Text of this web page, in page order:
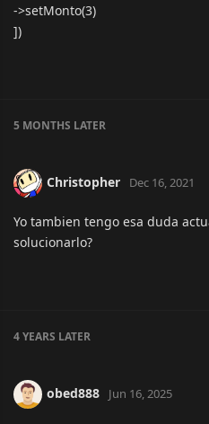
->setMonto(3)
])
5 MONTHS LATER
Christopher Dec 16, 2021
Yo tambien tengo esa duda
solucionarlo?
4 YEARS LATER
obed888 Jun 16, 2025